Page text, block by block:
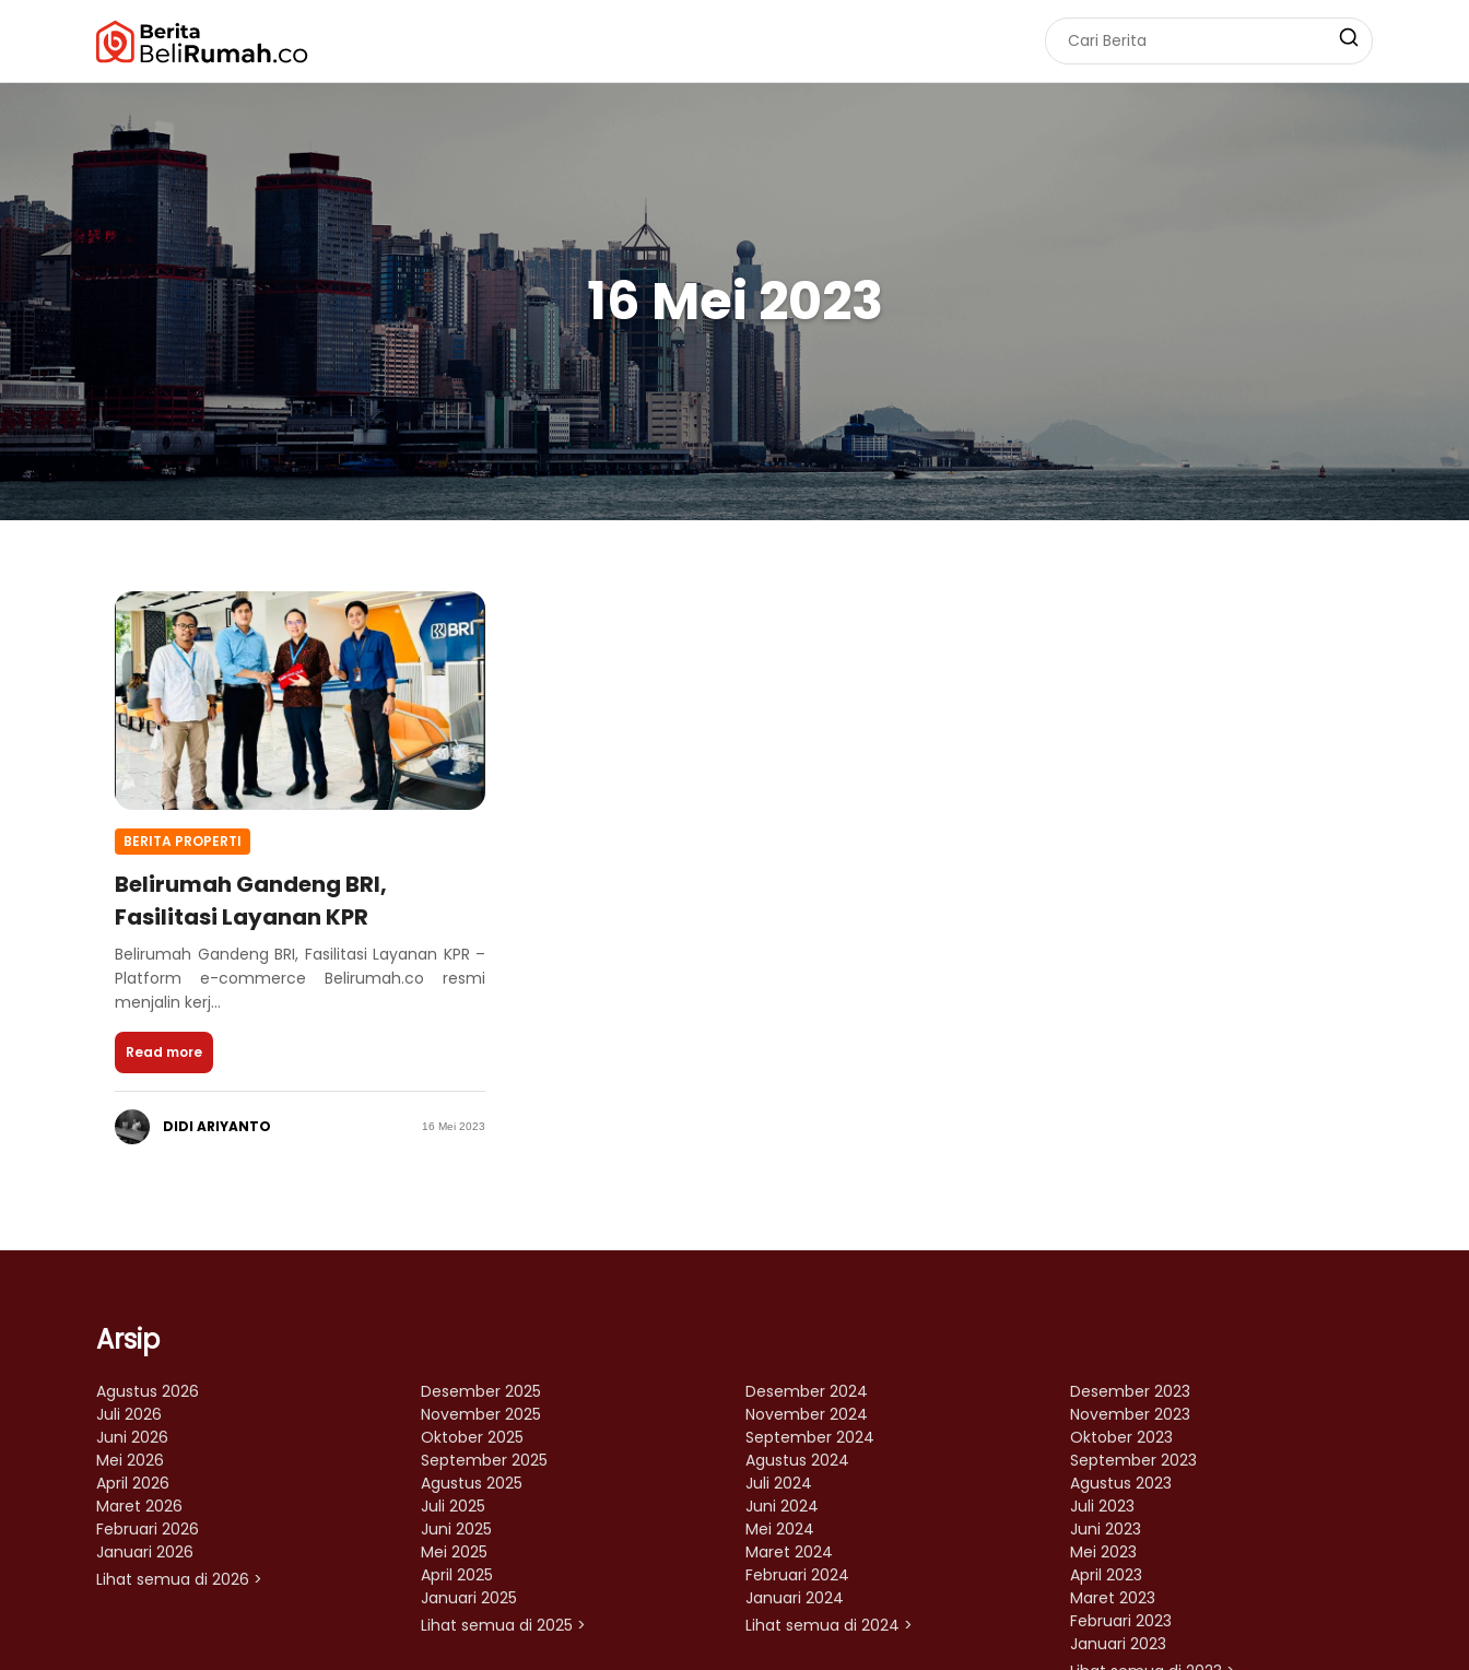
16 Mei 2023
BERITA PROPERTI
Belirumah Gandeng BRI,
Fasilitasi Layanan KPR
Belirumah Gandeng BRI, Fasilitasi Layanan KPR –
Platform e-commerce Belirumah.co resmi
menjalin kerj...
Read more
DIDI ARIYANTO 16 Mei 2023
Arsip
Agustus 2026
Juli 2026
Juni 2026
Mei 2026
April 2026
Maret 2026
Februari 2026
Januari 2026
Lihat semua di 2026 >
Desember 2025
November 2025
Oktober 2025
September 2025
Agustus 2025
Juli 2025
Juni 2025
Mei 2025
April 2025
Januari 2025
Lihat semua di 2025 >
Desember 2024
November 2024
September 2024
Agustus 2024
Juli 2024
Juni 2024
Mei 2024
Maret 2024
Februari 2024
Januari 2024
Lihat semua di 2024 >
Desember 2023
November 2023
Oktober 2023
September 2023
Agustus 2023
Juli 2023
Juni 2023
Mei 2023
April 2023
Maret 2023
Februari 2023
Januari 2023